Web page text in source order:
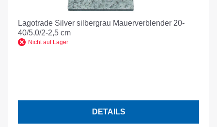
Lagotrade Silver silbergrau Mauerverblender 20-
40/5,0/2-2,5 cm
Nicht auf Lager
DETAILS